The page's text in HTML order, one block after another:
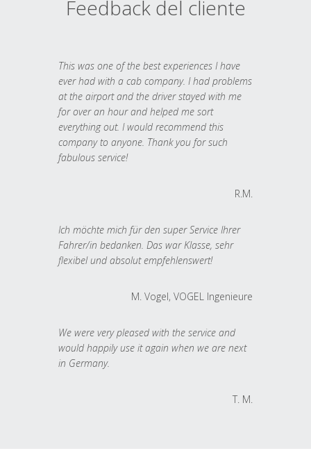
Feedback del cliente
This was one of the best experiences I have
ever had with a cab company. I had problems
at the airport and the driver stayed with me
for over an hour and helped me sort
everything out. I would recommend this
company to anyone. Thank you for such
fabulous service!
R.M.
Ich möchte mich für den super Service Ihrer
Fahrer/in bedanken. Das war Klasse, sehr
flexibel und absolut empfehlenswert!
M. Vogel, VOGEL Ingenieure
We were very pleased with the service and
would happily use it again when we are next
in Germany.
T. M.